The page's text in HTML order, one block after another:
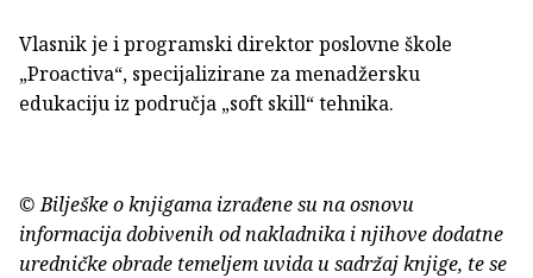
Vlasnik je i programski direktor poslovne škole
„Proactiva“, specijalizirane za menadžersku
edukaciju iz područja „soft skill“ tehnika.
© Bilješke o knjigama izrađene su na osnovu
informacija dobivenih od nakladnika i njihove dodatne
uredničke obrade temeljem uvida u sadržaj knjige, te se